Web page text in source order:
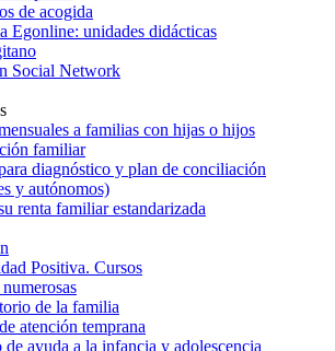
de acogida
Egonline: unidades didácticas
Social Network
a familias con hijas o hijos
familiar
diagnóstico y plan de conciliación
y autónomos)
renta familiar estandarizada
Positiva. Cursos
de la familia
atención temprana
de ayuda a la infancia y adolescencia